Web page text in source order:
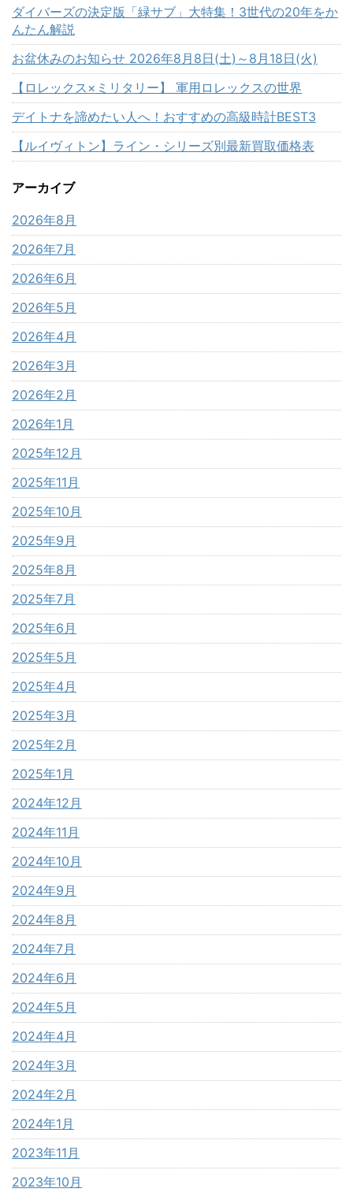
ダイバーズの決定版「緑サブ」大特集！3世代の20年をか
んたん解説
お盆休みのお知らせ 2026年8月8日(土)～8月18日(火)
【ロレックス×ミリタリー】 軍用ロレックスの世界
デイトナを諦めたい人へ！おすすめの高級時計BEST3
【ルイヴィトン】ライン・シリーズ別最新買取価格表
アーカイブ
2026年8月
2026年7月
2026年6月
2026年5月
2026年4月
2026年3月
2026年2月
2026年1月
2025年12月
2025年11月
2025年10月
2025年9月
2025年8月
2025年7月
2025年6月
2025年5月
2025年4月
2025年3月
2025年2月
2025年1月
2024年12月
2024年11月
2024年10月
2024年9月
2024年8月
2024年7月
2024年6月
2024年5月
2024年4月
2024年3月
2024年2月
2024年1月
2023年11月
2023年10月